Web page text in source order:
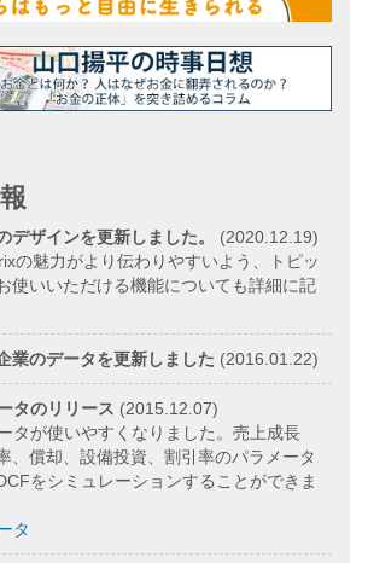
デザインを更新しました。
(2020.12.19)
の魅力がより伝わりやすいよう、トピッ
使いいただける機能についても詳細に記
業のデータを更新しました (2016.01.22)
タのリリース (2015.12.07)
タが使いやすくなりました。売上成長
、償却、設備投資、割引率のパラメータ
をシミュレーションすることができま
タ